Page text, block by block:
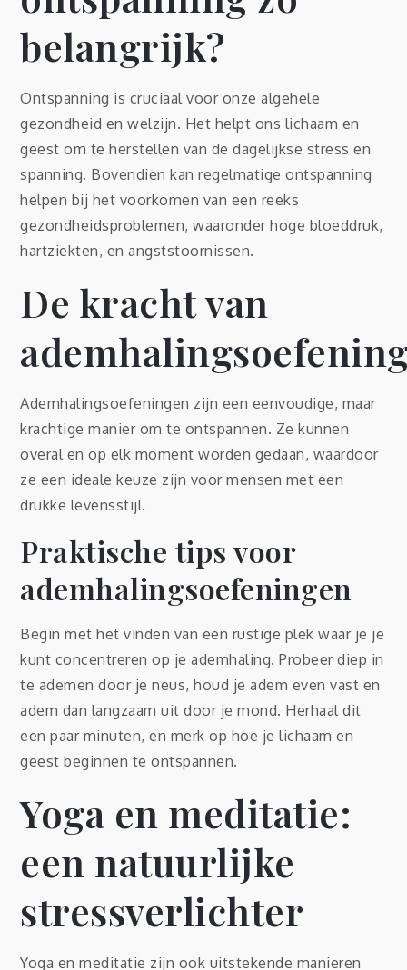
belangrijk?
Ontspanning is cruciaal voor onze algehele
gezondheid en welzijn. Het helpt ons lichaam en
geest om te herstellen van de dagelijkse stress en
spanning. Bovendien kan regelmatige ontspanning
helpen bij het voorkomen van een reeks
gezondheidsproblemen, waaronder hoge bloeddruk,
hartziekten, en angststoornissen.
De kracht van
Ademhalingsoefeningen zijn een eenvoudige, maar
krachtige manier om te ontspannen. Ze kunnen
overal en op elk moment worden gedaan, waardoor
ze een ideale keuze zijn voor mensen met een
drukke levensstijl.
Praktische tips voor
ademhalingsoefeningen
Begin met het vinden van een rustige plek waar je je
kunt concentreren op je ademhaling. Probeer diep in
te ademen door je neus, houd je adem even vast en
adem dan langzaam uit door je mond. Herhaal dit
een paar minuten, en merk op hoe je lichaam en
geest beginnen te ontspannen.
Yoga en meditatie:
een natuurlijke
stressverlichter
Yoga en meditatie zijn ook uitstekende manieren